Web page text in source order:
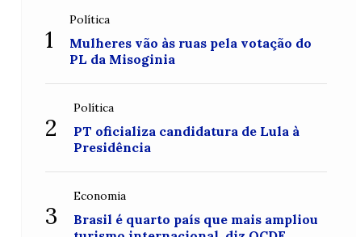
1
Política
Mulheres vão às ruas pela votação do
PL da Misoginia
2
Política
PT oficializa candidatura de Lula à
Presidência
3
Economia
Brasil é quarto país que mais ampliou